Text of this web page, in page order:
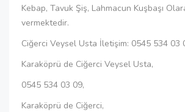
Kebap, Tavuk Şiş, Lahmacun Kuşbaşı
vermektedir.
Ciğerci Veysel Usta İletişim: 0545 534 03
Karaköprü de Ciğerci Veysel Usta,
0545 534 03 09,
Karaköprü de Ciğerci,